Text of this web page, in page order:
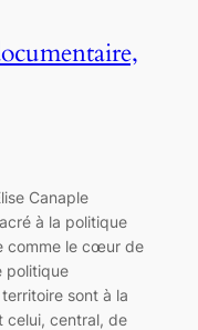
Canaple
à la politique
comme le cœur de
politique
sont à la
celui, central, de